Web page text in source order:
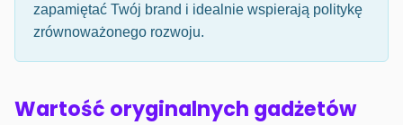
zapamiętać Twój brand i idealnie wspierają politykę
zrównoważonego rozwoju.
Wartość oryginalnych gadżetów